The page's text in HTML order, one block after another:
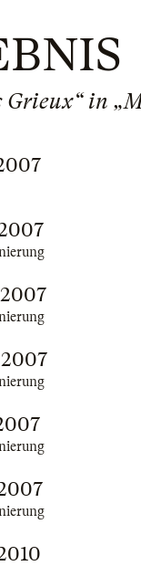
Grieux“ in